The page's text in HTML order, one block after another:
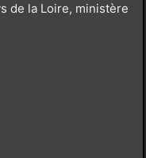
de la Loire, ministère